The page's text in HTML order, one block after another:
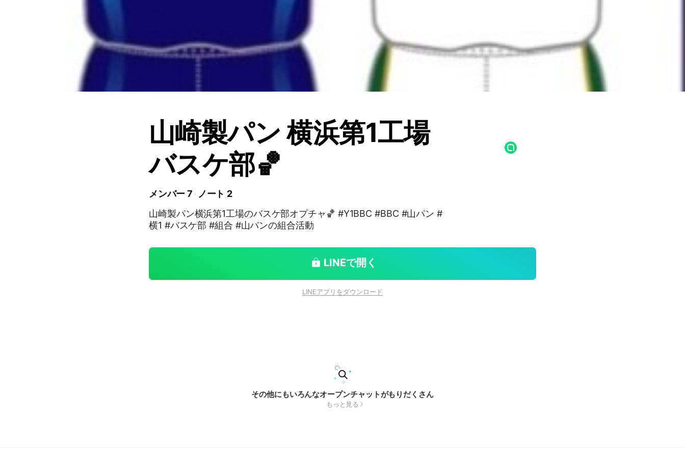
山崎製パン 横浜第1工場
バスケ部🏀
メンバー 7
ノート 2
山崎製パン横浜第1工場のバスケ部オプチャ🏀 #Y1BBC #BBC #山パン #
横1 #バスケ部 #組合 #山パンの組合活動
LINEで開く
LINEアプリをダウンロード
その他にもいろんなオープンチャットがもりだくさん
もっと見る